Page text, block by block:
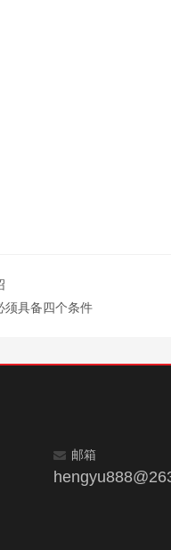
须具备四个条件
邮箱